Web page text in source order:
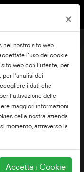
×
nel nostro sito web.
l’uso dei cookie
web con l’utente, per
l’analisi dei
i dati che
l’attivazione delle
maggiori informazioni
della nostra azienda
momento, attraverso la
Accetta i Cookie